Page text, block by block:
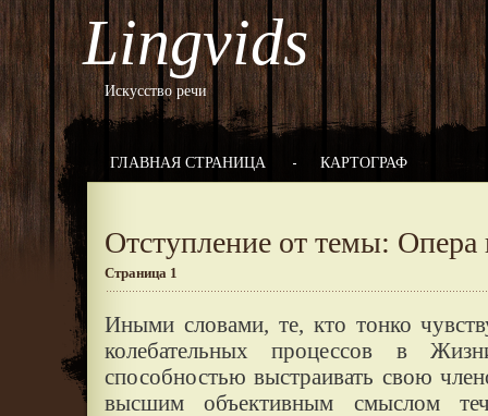
Lingvids
Искусство речи
ГЛАВНАЯ СТРАНИЦА КАРТОГРАФ
Отступление от темы: Опера
Страница 1
Иными словами, те, кто тонко
колебательных процессов в
способностью выстраивать свою
высшим объективным смыслом